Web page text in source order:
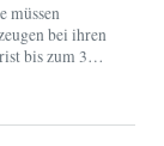
müssen
bei ihren
bis zum 31.